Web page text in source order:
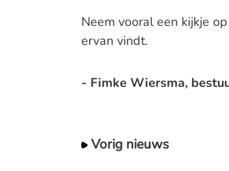
Neem vooral een kijkje
ervan vindt.
- Fimke Wiersma,
Vorig nieuws